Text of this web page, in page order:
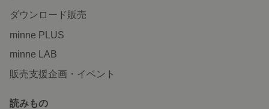
ダウンロード販売
minne PLUS
minne LAB
販売支援企画・イベント
読みもの